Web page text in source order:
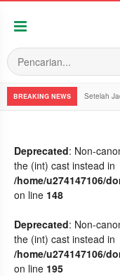
BREAKING NEWS Setelah
Deprecated: Non-
the (int) cast instead in
/home/u274147106/
on line 148
Deprecated: Non-
the (int) cast instead in
/home/u274147106/
on line 195